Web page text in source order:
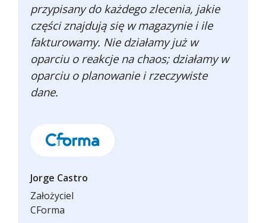
przypisany do każdego zlecenia, jakie
części znajdują się w magazynie i ile
fakturowamy. Nie działamy już w
oparciu o reakcje na chaos; działamy w
oparciu o planowanie i rzeczywiste
dane.
Jorge Castro
Założyciel
CForma